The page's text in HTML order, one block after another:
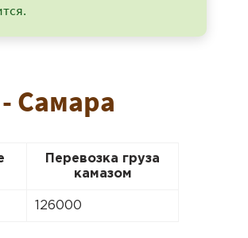
Самара
Перевозка груза
камазом
126000